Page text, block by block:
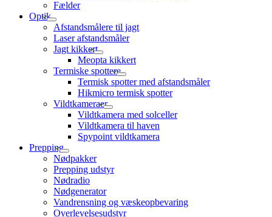
Fælder
Optik
Afstandsmålere til jagt
Laser afstandsmåler
Jagt kikkert
Meopta kikkert
Termiske spottere
Termisk spotter med afstandsmåler
Hikmicro termisk spotter
Vildtkameraer
Vildtkamera med solceller
Vildtkamera til haven
Spypoint vildtkamera
Prepping
Nødpakker
Prepping udstyr
Nødradio
Nødgenerator
Vandrensning og væskeopbevaring
Overlevelsesudstyr